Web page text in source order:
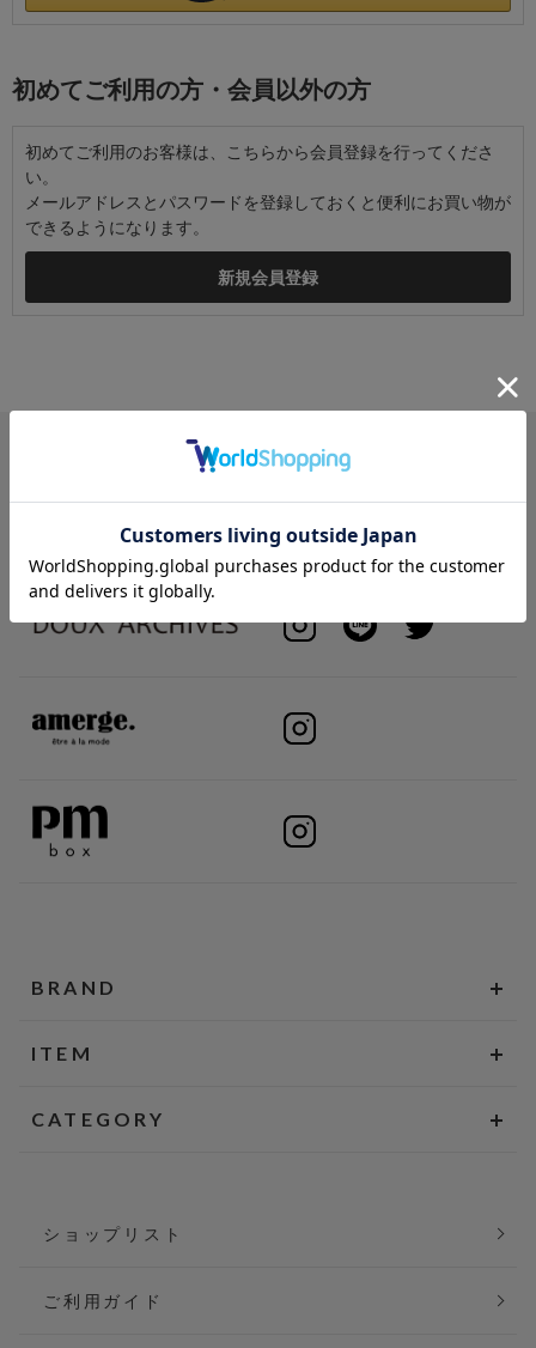
初めてご利用の方・会員以外の方
初めてご利用のお客様は、こちらから会員登録を行ってくださ
い。
メールアドレスとパスワードを登録しておくと便利にお買い物が
できるようになります。
BRAND
ITEM
CATEGORY
ショップリスト
ご利用ガイド